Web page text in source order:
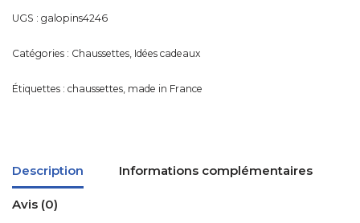
UGS : galopins4246
Catégories : Chaussettes, Idées cadeaux
Étiquettes : chaussettes, made in France
Description Informations complémentaires
Avis (0)